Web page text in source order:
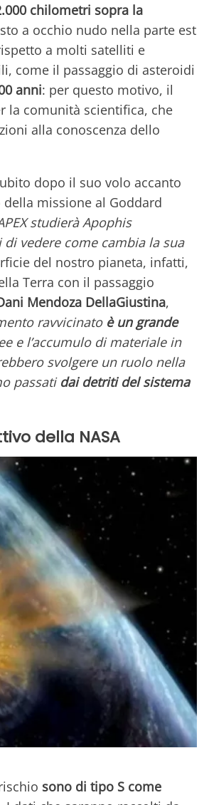
chilometri sopra la
a occhio nudo nella parte est
a molti satelliti e
come il passaggio di asteroidi
anni: per questo motivo, il
la comunità scientifica, che
alla conoscenza dello
dopo il suo volo accanto
missione al Goddard
studierà Apophis
vedere come cambia la sua
del nostro pianeta, infatti,
Terra con il passaggio
Mendoza DellaGiustina,
ravvicinato è un grande
e l’accumulo di materiale in
svolgere un ruolo nella
passati dai detriti del sistema
della NASA
sono di tipo S come